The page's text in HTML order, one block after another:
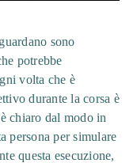
sono
potrebbe
volta che è
durante la corsa è
chiaro dal modo in
persona per simulare
questa esecuzione,